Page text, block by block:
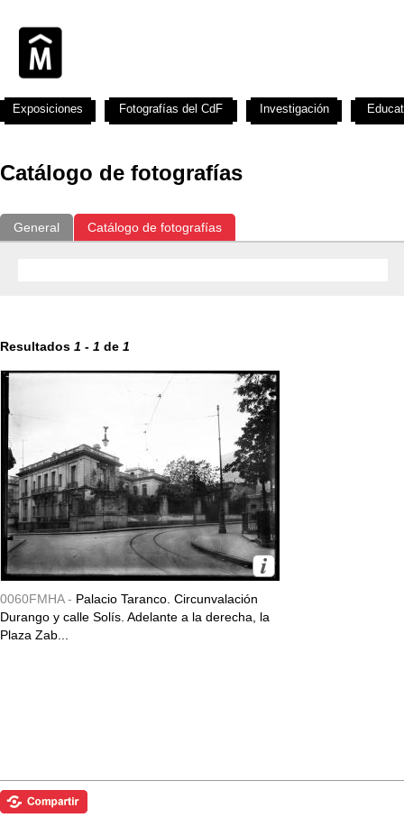
Catálogo de fotografías
General Catálogo de fotografías
Resultados 1 - 1 de 1
0060FMHA - Palacio Taranco. Circunvalación
Durango y calle Solís. Adelante a la derecha, la
Plaza Zab...
Exposiciones Fotografías del CdF Investigación